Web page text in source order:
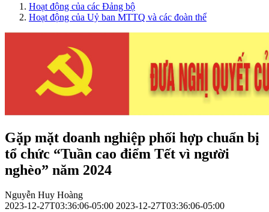
Hoạt động của các Đảng bộ
Hoạt động của Uỷ ban MTTQ và các đoàn thể
Gặp mặt doanh nghiệp phối hợp chuẩn bị
tổ chức “Tuần cao điểm Tết vì người
nghèo” năm 2024
Nguyễn Huy Hoàng
2023-12-27T03:36:06-05:00 2023-12-27T03:36:06-05:00